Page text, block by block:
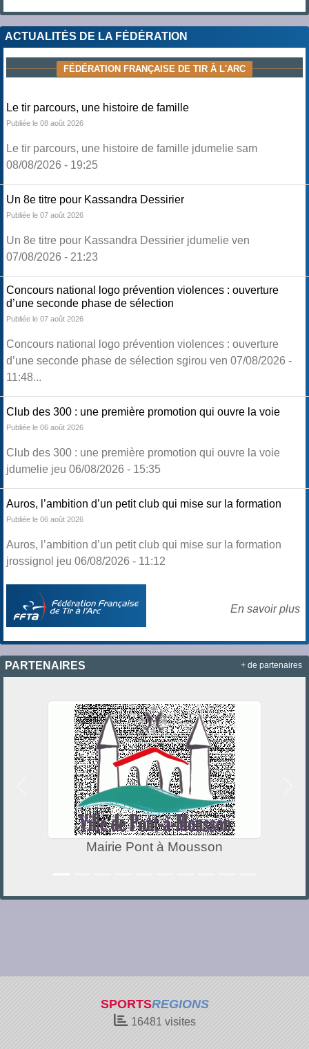
ACTUALITÉS DE LA FÉDÉRATION
FÉDÉRATION FRANÇAISE DE TIR À L'ARC
Le tir parcours, une histoire de famille
Publiée le 08 août 2026
Le tir parcours, une histoire de famille jdumelie sam
08/08/2026 - 19:25
Un 8e titre pour Kassandra Dessirier
Publiée le 07 août 2026
Un 8e titre pour Kassandra Dessirier jdumelie ven
07/08/2026 - 21:23
Concours national logo prévention violences : ouverture
d’une seconde phase de sélection
Publiée le 07 août 2026
Concours national logo prévention violences : ouverture
d’une seconde phase de sélection sgirou ven 07/08/2026 -
11:48...
Club des 300 : une première promotion qui ouvre la voie
Publiée le 06 août 2026
Club des 300 : une première promotion qui ouvre la voie
jdumelie jeu 06/08/2026 - 15:35
Auros, l’ambition d’un petit club qui mise sur la formation
Publiée le 06 août 2026
Auros, l’ambition d’un petit club qui mise sur la formation
jrossignol jeu 06/08/2026 - 11:12
En savoir plus
PARTENAIRES
Mairie Pont à Mousson
+ de partenaires
SPORTSREGIONS
16481 visites